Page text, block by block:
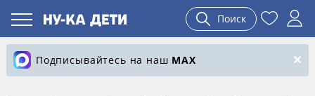
Поиск
Подписывайтесь на наш MAX